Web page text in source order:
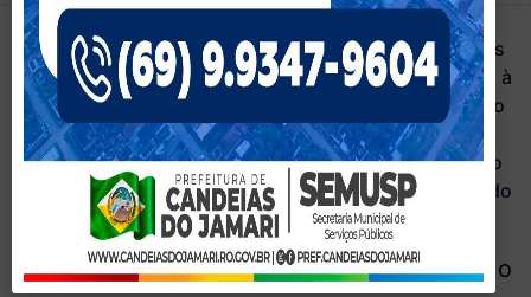
Secretarias
Acesso à
Informação
Legislação
Portal do